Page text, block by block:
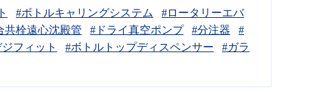
#ボトルキャリングシステム
#ロータリーエバ
共栓遠心沈殿管 #ドライ真空ポンプ #分注器
#
フィット #ボトルトップディスペンサー
#ガラ